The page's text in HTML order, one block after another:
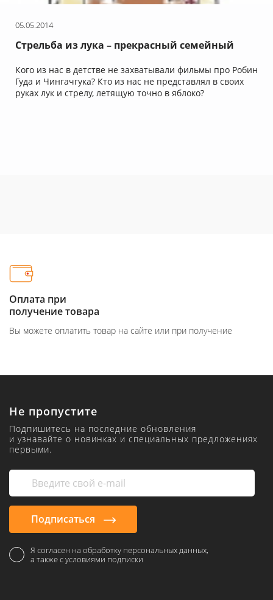
05.05.2014
Стрельба из лука – прекрасный семейный
Кого из нас в детстве не захватывали фильмы про Робин
Гуда и Чингачгука? Кто из нас не представлял в своих
руках лук и стрелу, летящую точно в яблоко?
на сайте или при получение Просто и быстро,
Не пропустите
Подпишитесь на последние обновления
и узнавайте о новинках и специальных предложениях
первыми.
Подписаться
Я согласен на обработку персональных данных,
а также с условиями подписки